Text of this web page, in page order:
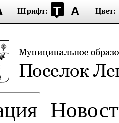
Шрифт: Т А Цвет: